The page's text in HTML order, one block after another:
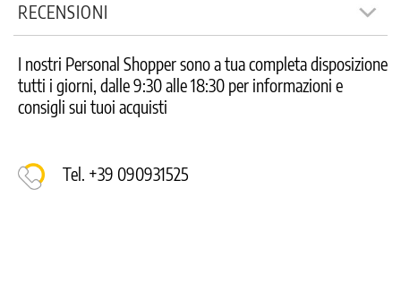
RECENSIONI
I nostri Personal Shopper sono a tua completa disposizione
tutti i giorni, dalle 9:30 alle 18:30 per informazioni e
consigli sui tuoi acquisti
Tel. +39 090931525